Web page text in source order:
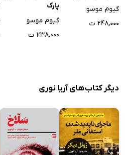
گیوم موسو
۲۴۸,۰۰۰ ت
پارک
گیوم موسو
۲۳۸,۰۰۰ ت
دیگر کتاب‌های آریا نوری